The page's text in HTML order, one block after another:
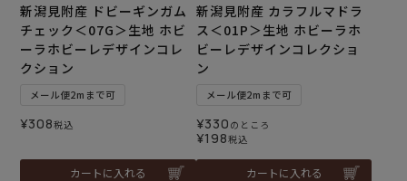
新潟見附産 ドビーギンガム
チェック＜07G＞生地 ホビ
ーラホビーレデザインコレ
クション
メール便2mまで可
¥308税込
カートに入れる
新潟見附産 カラフルマドラ
ス＜01P＞生地 ホビーラホ
ビーレデザインコレクショ
ン
メール便2mまで可
¥330 のところ
¥198税込
カートに入れる